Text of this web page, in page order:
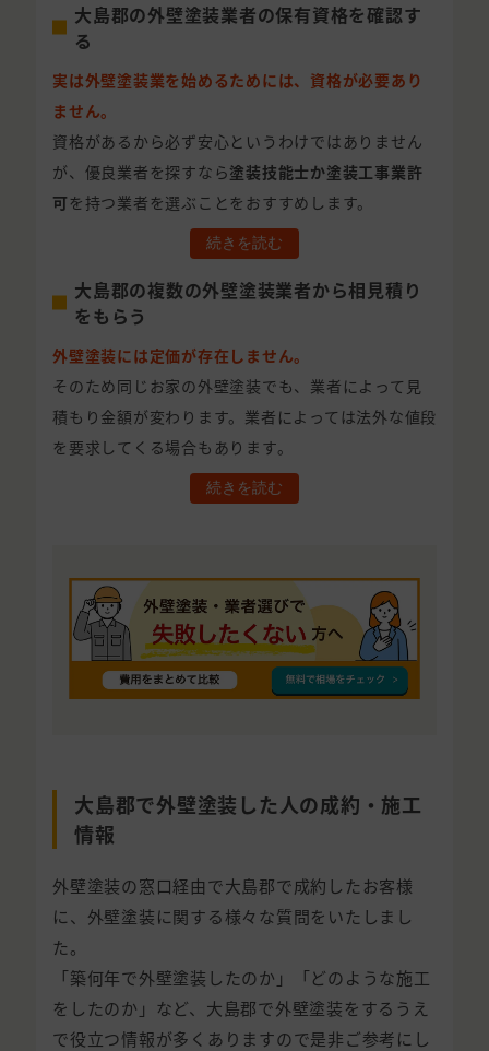
大島郡の外壁塗装業者の保有資格を確認す
る
実は外壁塗装業を始めるためには、資格が必要あり
ません。
資格があるから必ず安心というわけではありません
が、優良業者を探すなら塗装技能士か塗装工事業許
可 を持つ業者を選ぶことをおすすめします。
続きを読む
大島郡の複数の外壁塗装業者から相見積り
をもらう
外壁塗装には定価が存在しません。
そのため同じお家の外壁塗装でも、業者によって見
積もり金額が変わります。業者によっては法外な値段
を要求してくる場合もあります。
続きを読む
大島郡で外壁塗装した人の成約・施工
情報
外壁塗装の窓口経由で大島郡で成約したお客様
に、外壁塗装に関する様々な質問をいたしまし
た。
「築何年で外壁塗装したのか」「どのような施工
をしたのか」など、大島郡で外壁塗装をするうえ
で役立つ情報が多くありますので是非ご参考にし